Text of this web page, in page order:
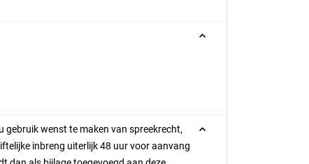
wenst te maken van spreekrecht,
inbreng uiterlijk 48 uur voor aanvang